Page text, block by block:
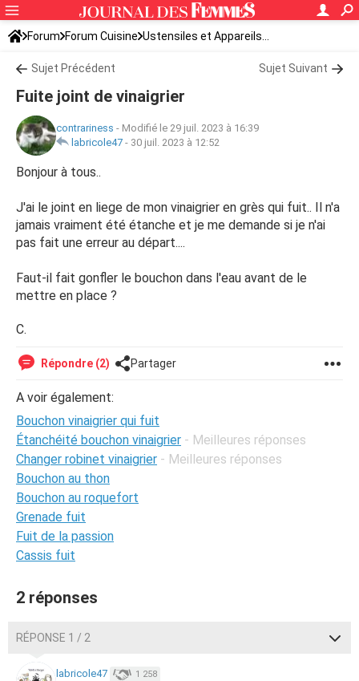
Forum Forum Cuisine Ustensiles et Appareils...
Sujet Précédent Sujet Suivant
Fuite joint de vinaigrier
contrariness - Modifié le 29 juil. 2023 à 16:39
labricole47 - 30 juil. 2023 à 12:52
Bonjour à tous..
J'ai le joint en liege de mon vinaigrier en grès qui fuit.. Il n'a
jamais vraiment été étanche et je me demande si je n'ai
pas fait une erreur au départ....
Faut-il fait gonfler le bouchon dans l'eau avant de le
mettre en place ?
C.
Répondre (2) Partager
A voir également:
Bouchon vinaigrier qui fuit
Étanchéité bouchon vinaigrier - Meilleures réponses
Changer robinet vinaigrier - Meilleures réponses
Bouchon au thon
Bouchon au roquefort
Grenade fuit
Fuit de la passion
Cassis fuit
2 réponses
RÉPONSE 1 / 2
labricole47 1 258